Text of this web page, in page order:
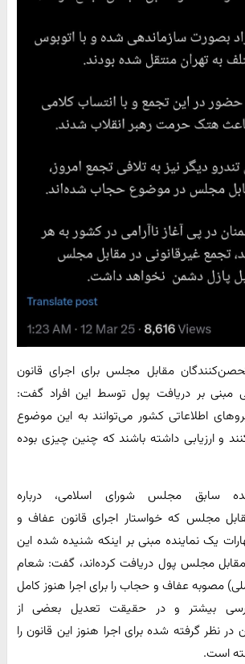
تحصن‌کنندگان مقابل مجلس برای اجرای قانون
بر دریافت پول توسط این افراد گفت:
اطلاعاتی کشور می‌توانند به این موضوع
و ارزیابی داشته باشند که چنین چیزی بوده
سابق مجلس شورای اسلامی، درباره
مجلس که خواستار اجرای قانون عفاف و
یک نماینده مبنی بر اینکه شنیده شده این
مجلس پول دریافت کرده‌اند، گفت: شعام
مصوبه عفاف و حجاب را برای اجرا هنوز کامل
بیشتر و در حقیقت تعدیل بعضی از
نظر گرفته شده برای اجرا هنوز این قانون را
است.